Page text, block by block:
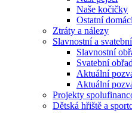
Naše kočičky
Ostatní
Ztráty a nálezy
Slavnostní a
Slavnostní
Svatební
Aktuální
Aktuální
Projekty
Dětská hřiště a